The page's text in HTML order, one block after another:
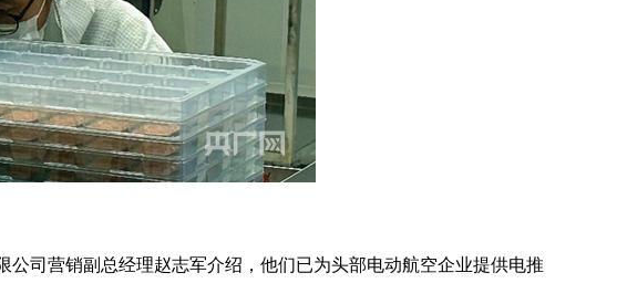
司营销副总经理赵志军介绍，他们已为头部电动航空企业提供电推